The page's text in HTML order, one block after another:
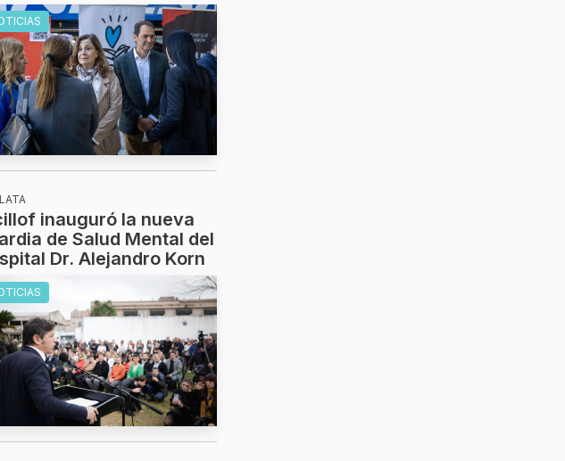
inauguró la nueva
de Salud Mental del
Dr. Alejandro Korn